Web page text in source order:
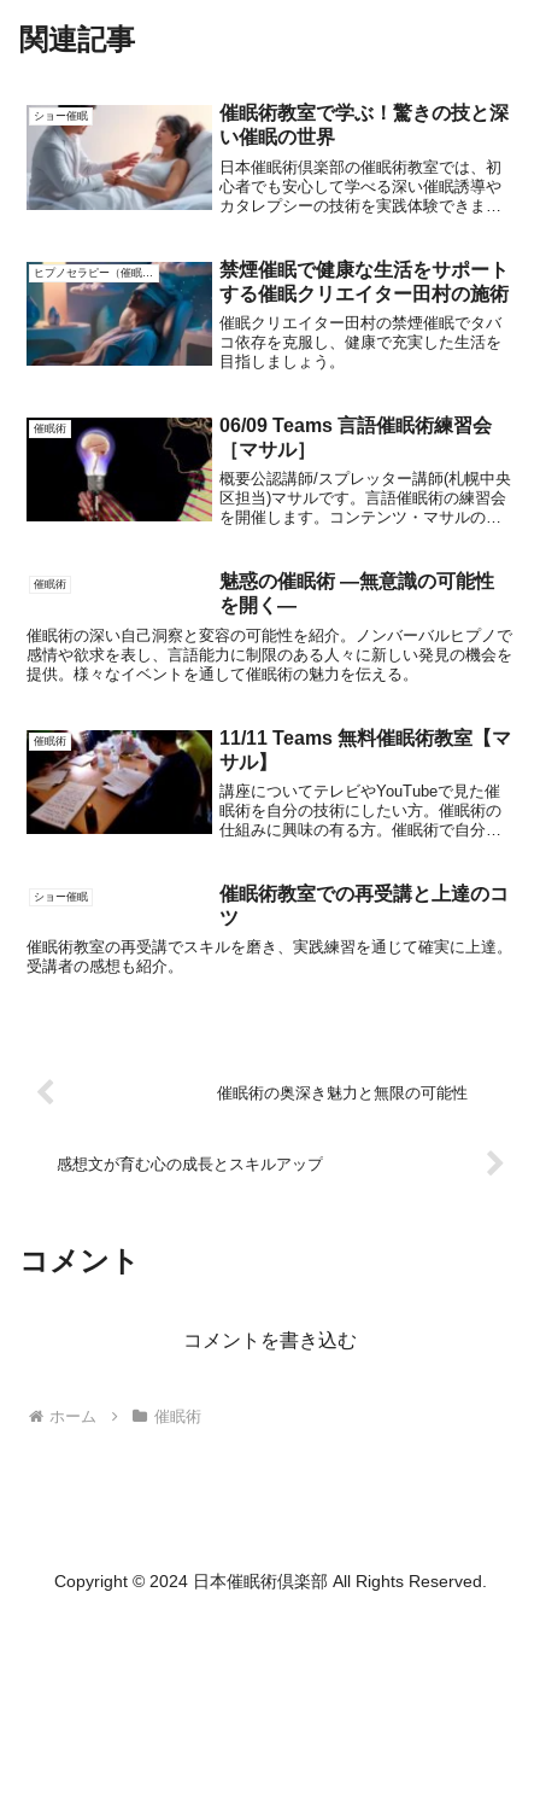
関連記事
ショー催眠
催眠術教室で学ぶ！驚きの技と深
い催眠の世界
日本催眠術倶楽部の催眠術教室では、初
心者でも安心して学べる深い催眠誘導や
カタレプシーの技術を実践体験できま
禁煙催眠で健康な生活をサポート
する催眠クリエイター田村の施術
催眠クリエイター田村の禁煙催眠でタバ
コ依存を克服し、健康で充実した生活を
目指しましょう。
催眠術
06/09 Teams 言語催眠術練習会
［マサル］
概要公認講師/スプレッター講師(札幌中央
区担当)マサルです。言語催眠術の練習会
を開催します。コンテンツ・マサルの出
法・美容催眠・瞬間催眠等々、基本から
応用まで。時間内で...
催眠術
魅惑の催眠術 ―無意識の可能性
を開く―
催眠術の深い自己洞察と変容の可能性を紹介。ノンバーバルヒプノで
感情や欲求を表し、言語能力に制限のある人々に新しい発見の機会を
提供。様々なイベントを通して催眠術の魅力を伝える。
催眠術
11/11 Teams 無料催眠術教室【マ
サル】
講座についてテレビやYouTubeで見た催
眠術を自分の技術にしたい方。催眠術の
仕組みに興味の有る方。催眠術で自分を
ません。学ぶ事で、皆さんが使いこなせ
る技術です。この機...
ショー催眠
催眠術教室での再受講と上達のコ
ツ
催眠術教室の再受講でスキルを磨き、実践練習を通じて確実に上達。
受講者の感想も紹介。
催眠術の奥深き魅力と無限の可能性
感想文が育む心の成長とスキルアップ
コメント
コメントを書き込む
ホーム 催眠術
Copyright © 2024 日本催眠術倶楽部 All Rights Reserved.